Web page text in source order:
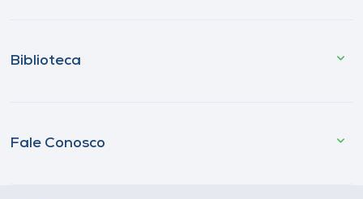
Biblioteca
Fale Conosco